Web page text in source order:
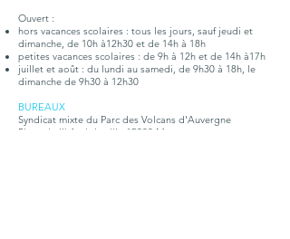
Ouvert :
hors vacances scolaires : tous les jours, sauf jeudi et
dimanche, de 10h à12h30 et de 14h à 18h
petites vacances scolaires : de 9h à 12h et de 14h à17h
juillet et août : du lundi au samedi, de 9h30 à 18h, le
dimanche de 9h30 à 12h30
BUREAUX
Syndicat mixte du Parc des Volcans d'Auvergne
Place de l'hôtel de ville,15300 Murat